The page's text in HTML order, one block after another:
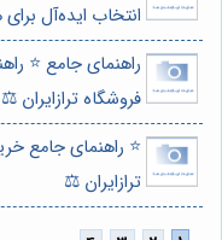
انتخاب ایده‌آل برای
راهنمای جامع ⭐️
فروشگاه ترازایران ⚖️
⭐️ راهنمای جامع
ترازایران ⚖️